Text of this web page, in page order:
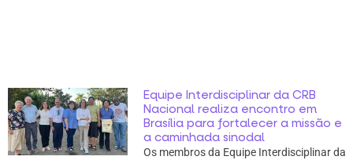
Equipe Interdisciplinar da CRB
Nacional realiza encontro em
Brasília para fortalecer a missão e
a caminhada sinodal
Os membros da Equipe Interdisciplinar da